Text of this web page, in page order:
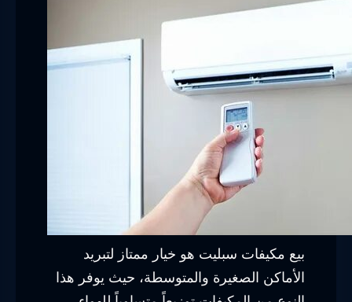
بيع مكيفات سبليت هو خيار ممتاز لتبريد
الأماكن الصغيرة والمتوسطة، حيث يوفر هذا